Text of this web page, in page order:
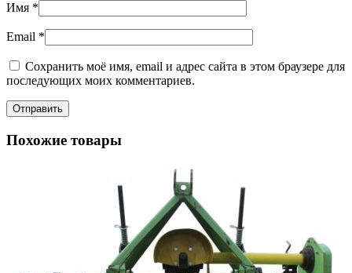
Имя *
Email *
Сохранить моё имя, email и адрес сайта в этом браузере для
последующих моих комментариев.
Похожие товары